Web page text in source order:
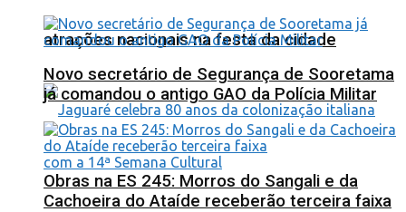
atrações nacionais na festa da cidade
Novo secretário de Segurança de Sooretama
já comandou o antigo GAO da Polícia Militar
Obras na ES 245: Morros do Sangali e da
Cachoeira do Ataíde receberão terceira faixa